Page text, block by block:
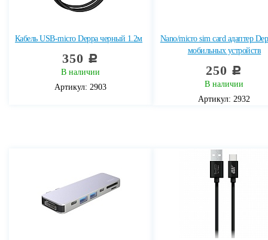
Кабель USB-micro Deppa черный 1.2м
350 c
В наличии
Артикул: 2903
Nano/micro sim card адаптер
мобильных устройств
250 c
В наличии
Артикул: 2932